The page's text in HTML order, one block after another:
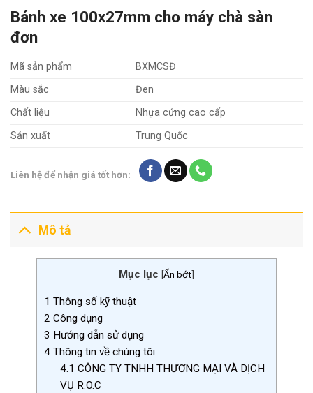
Bánh xe 100x27mm cho máy chà sàn
đơn
Mã sản phẩm
BXMCSĐ
Màu sắc
Đen
Chất liệu
Nhựa cứng cao cấp
Sản xuất
Trung Quốc
Liên hệ để nhận giá tốt hơn:
Mô tả
Mục lục [Ẩn bớt]
1 Thông số kỹ thuật
2 Công dụng
3 Hướng dẫn sử dụng
4Thông tin về chúng tôi:
4.1 CÔNG TY TNHH THƯƠNG MẠI VÀ DỊCH
VỤ R.O.C